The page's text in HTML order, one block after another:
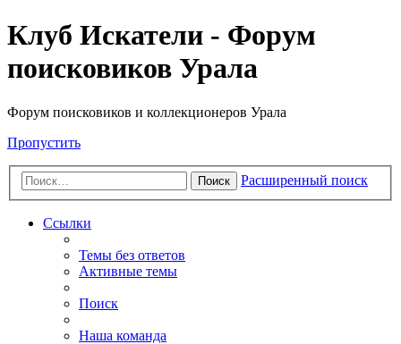
Клуб Искатели - Форум
поисковиков Урала
Форум поисковиков и коллекционеров Урала
Пропустить
Поиск Расширенный поиск
Ссылки
Темы без ответов
Активные темы
Поиск
Наша команда